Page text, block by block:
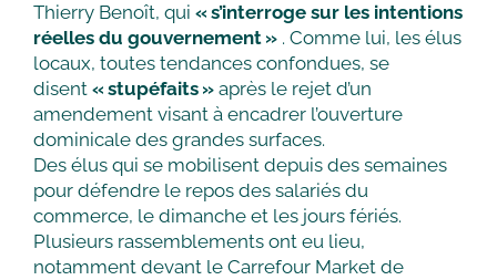
Thierry Benoît, qui « s’interroge sur les intentions
réelles du gouvernement » . Comme lui, les élus
locaux, toutes tendances confondues, se
disent « stupéfaits » après le rejet d’un
amendement visant à encadrer l’ouverture
dominicale des grandes surfaces.
Des élus qui se mobilisent depuis des semaines
pour défendre le repos des salariés du
commerce, le dimanche et les jours fériés.
Plusieurs rassemblements ont eu lieu,
notamment devant le Carrefour Market de